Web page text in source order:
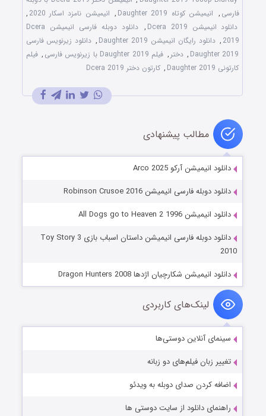
فارسی , انیمیشن کوتاه Daughter 2019 , انیمیشن نامزد اسکار 2020
,
دانلود انیمیشن Dcera 2019
,
دانلود دوبله فارسی انیمیشن Dcera
2019
, دانلود رایگان انیمیشن Daughter 2019 , دانلود زیرنویس فارسی
Daughter 2019
, دختر , فیلم Daughter 2019 با زیرنویس فارسی , فیلم
کارتونی Daughter 2019
, کارتون دختر Dcera 2019
مطالب پیشنهادی
دانلود انیمیشن آرکو Arco 2025
دانلود دوبله فارسی انیمیشن Robinson Crusoe 2016
دانلود انیمیشن All Dogs go to Heaven 2 1996
دانلود دوبله فارسی انیمیشن داستان اسباب بازی Toy Story 3
2010
دانلود انیمیشن شکارچیان اژدها Dragon Hunters 2008
لینک‌های کاربردی
سینمای آنلاین دوستی‌ها
تغییر زبان فیلم‌های دو زبانه
اضافه کردن صدای دوبله به ویدئو
راهنمای دانلود از سایت دوستی ها